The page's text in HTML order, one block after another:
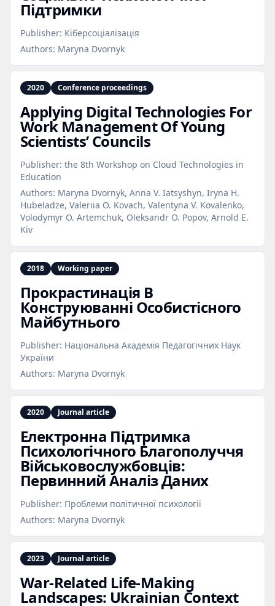
Підтримки
Publisher: Кіберсоціалізація
Authors: Maryna Dvornyk
2020 Conference proceedings
Applying Digital Technologies For
Work Management Of Young
Scientists’ Councils
Publisher: the 8th Workshop on Cloud Technologies in
Education
Authors: Maryna Dvornyk, Anna V. Iatsyshyn, Iryna H.
Hubeladze, Valeriia O. Kovach, Valentyna V. Kovalenko,
Volodymyr O. Artemchuk, Oleksandr O. Popov, Arnold E.
Kiv
2018 Working paper
Прокрастинація В
Конструюванні Особистісного
Майбутнього
Publisher: Національна Академія Педагогічних Наук
України
Authors: Maryna Dvornyk
2020 Journal article
Електронна Підтримка
Психологічного Благополуччя
Військовослужбовців:
Первинний Аналіз Даних
Publisher: Проблеми політичної психології
Authors: Maryna Dvornyk
2023 Journal article
War‑Related Life‑Making
Landscapes: Ukrainian Context